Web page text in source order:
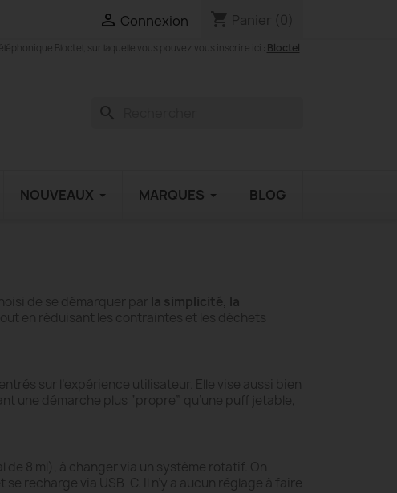
 Connexion shopping_cart Panier (0)
Bloctel, sur laquelle vous pouvez vous inscrire ici : Bloctel
search
NOUVEAUX MARQUES BLOG
de se démarquer par la simplicité, la
en réduisant les contraintes et les déchets
sur l’expérience utilisateur. Elle vise aussi bien
une démarche plus “propre” qu’une puff jetable,
8 ml), à changer via un système rotatif. On
recharge via USB-C. Il n’y a aucun réglage à faire